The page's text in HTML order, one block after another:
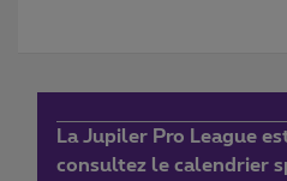
La Jupiler Pro League
consultez le calendrier